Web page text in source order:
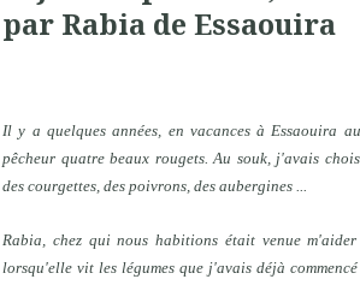
par Rabia de Essaouira
Il y a quelques années, en vacances à Essaouira
pêcheur quatre beaux rougets. Au souk, j'avais
des courgettes, des poivrons, des aubergines ...
Rabia, chez qui nous habitions était venue
lorsqu'elle vit les légumes que j'avais déjà